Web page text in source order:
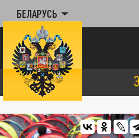
БЕЛАРУСЬ